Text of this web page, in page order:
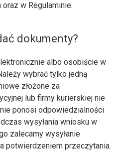
w Regulaminie.
dokumenty?
albo osobiście w
wybrać tylko jedną
złożone za
lub firmy kurierskiej nie
ponosi odpowiedzialności
wysyłania wniosku w
zalecamy wysyłanie
potwierdzeniem przeczytania.